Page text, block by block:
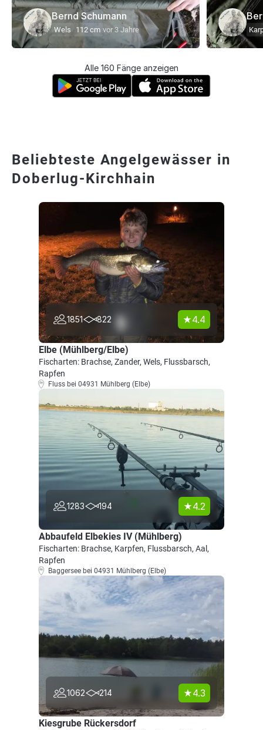
Bernd Schumann
Wels 112 cm vor 3 Jahre
Alle 160 Fänge anzeigen
Beliebteste Angelgewässer in
Doberlug-Kirchhain
1851 822 4.4
Elbe (Mühlberg/Elbe)
Fischarten: Brachse, Zander, Wels, Flussbarsch,
Rapfen
Fluss bei 04931 Mühlberg (Elbe)
1283 194 4.2
Abbaufeld Elbekies IV (Mühlberg)
Fischarten: Brachse, Karpfen, Flussbarsch, Aal,
Rapfen
Baggersee bei 04931 Mühlberg (Elbe)
1062 214 4.3
Kiesgrube Rückersdorf